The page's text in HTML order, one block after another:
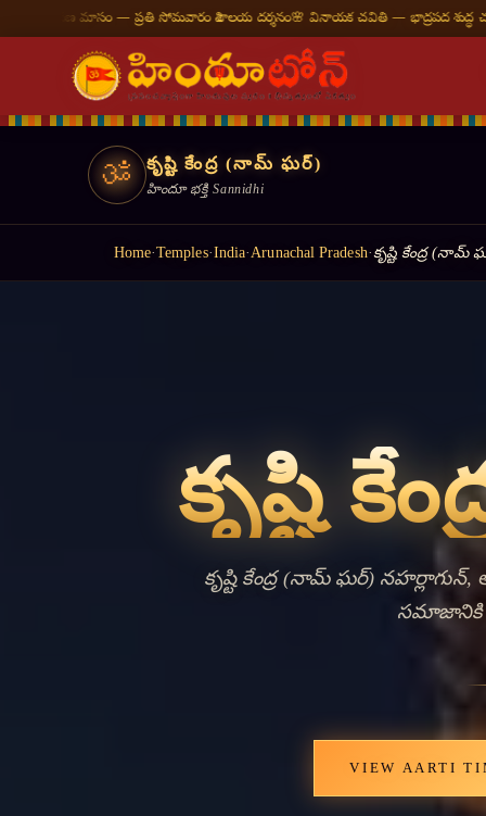
శివాలయ దర్శనం🌸 వినాయక చవితి — భాద్రపద శుద్ధ చవితి⛩ తిరుమల తిరుపతి —
ॐ కృష్టి కేంద్ర (నామ్ ఘర్)
హిందూ భక్తి Sannidhi
Home·Temples·India·Arunachal Pradesh·కృష్టి కేంద్ర (నామ్
ఉన్న నహర్లాగున్ పట్టణంలో ఉంది.
సంబంధాలకు సంబంధం కోసం ఒక
పూజా మరియు సాంస్కృతిక పాటన
ప్రతిబింబిస్తుంది, ఇది ఈ